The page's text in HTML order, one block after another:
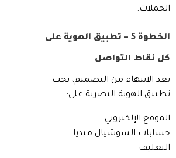
الحملات.
الخطوة 5 – تطبيق الهوية على
كل نقاط التواصل
بعد الانتهاء من التصميم، يجب
تطبيق الهوية البصرية على:
الموقع الإلكتروني
حسابات السوشيال ميديا
التغليف